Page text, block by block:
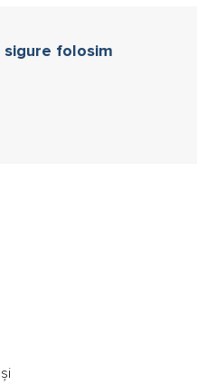
sigure folosim